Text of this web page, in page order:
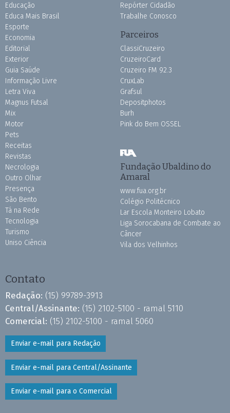
Educação
Educa Mais Brasil
Esporte
Economia
Editorial
Exterior
Guia Saúde
Informação Livre
Letra Viva
Magnus Futsal
Mix
Motor
Pets
Receitas
Revistas
Necrologia
Outro Olhar
Presença
São Bento
Tá na Rede
Tecnologia
Turismo
Uniso Ciência
Repórter Cidadão
Trabalhe Conosco
Parceiros
ClassiCruzeiro
CruzeiroCard
Cruzeiro FM 92.3
CruxLab
Grafsul
Depositphotos
Burh
Pink do Bem OSSEL
Fundação Ubaldino do
Amaral
www.fua.org.br
Colégio Politécnico
Lar Escola Monteiro Lobato
Liga Sorocabana de Combate ao
Câncer
Vila dos Velhinhos
Contato
Redação: (15) 99789-3913
Central/Assinante: (15) 2102-5100 - ramal 5110
Comercial: (15) 2102-5100 - ramal 5060
Enviar e-mail para Redação
Enviar e-mail para Central/Assinante
Enviar e-mail para o Comercial